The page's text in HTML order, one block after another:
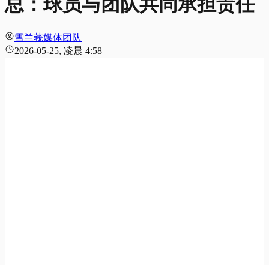
总：球员与团队共同承担责任
雪兰莪媒体团队
2026-05-25, 凌晨 4:58